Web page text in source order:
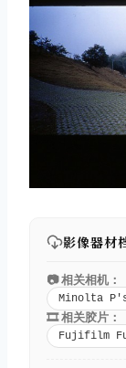
影像器材
📷 相关相机：
Minolta
🎞️ 相关胶片：
Fujifilm